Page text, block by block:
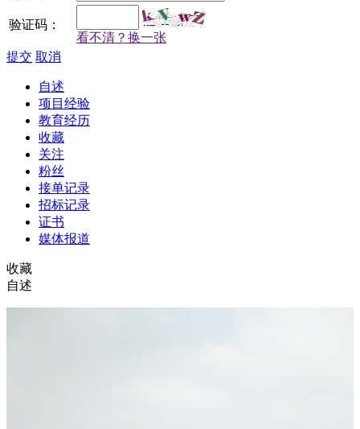
验证码：
看不清？换一张
提交 取消
自述
项目经验
教育经历
收藏
关注
粉丝
接单记录
招标记录
证书
媒体报道
收藏
自述